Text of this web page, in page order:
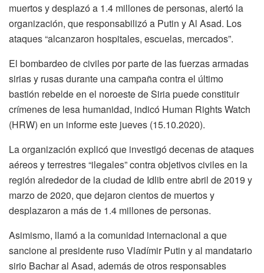
muertos y desplazó a 1.4 millones de personas, alertó la
organización, que responsabilizó a Putin y Al Asad. Los
ataques “alcanzaron hospitales, escuelas, mercados”.
El bombardeo de civiles por parte de las fuerzas armadas
sirias y rusas durante una campaña contra el último
bastión rebelde en el noroeste de Siria puede constituir
crímenes de lesa humanidad, indicó Human Rights Watch
(HRW) en un informe este jueves (15.10.2020).
La organización explicó que investigó decenas de ataques
aéreos y terrestres “ilegales” contra objetivos civiles en la
región alrededor de la ciudad de Idlib entre abril de 2019 y
marzo de 2020, que dejaron cientos de muertos y
desplazaron a más de 1.4 millones de personas.
Asimismo, llamó a la comunidad internacional a que
sancione al presidente ruso Vladímir Putin y al mandatario
sirio Bachar al Asad, además de otros responsables